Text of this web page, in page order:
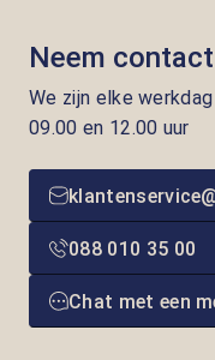
Neem
We zijn elke
09.00 en 12.00 uur
088 010 35 00
Chat met een